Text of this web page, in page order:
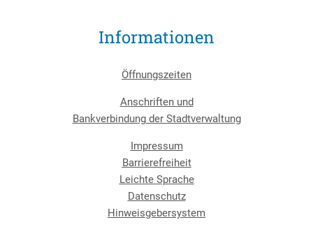
Informationen
Öffnungszeiten
Anschriften und
Bankverbindung der Stadtverwaltung
Impressum
Barrierefreiheit
Leichte Sprache
Datenschutz
Hinweisgebersystem